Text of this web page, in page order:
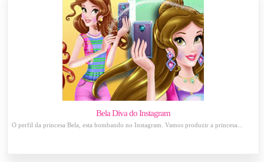
Bela Diva do Instagram
O perfil da princesa Bela, esta bombando no Instagram. Vamos produzir a princesa...